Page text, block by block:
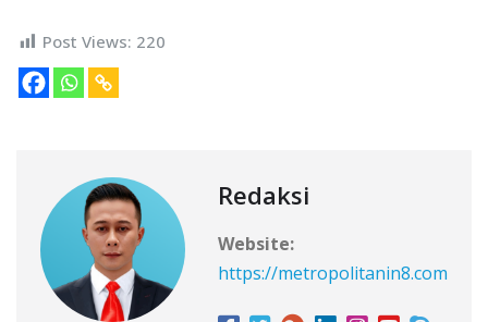
Post Views: 220
Redaksi
Website:
https://metropolitanin8.com